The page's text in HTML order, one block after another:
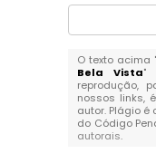
O texto acima "
Bela Vista"
reprodução,
nossos links,
autor. Plágio é
do Código
autorais.